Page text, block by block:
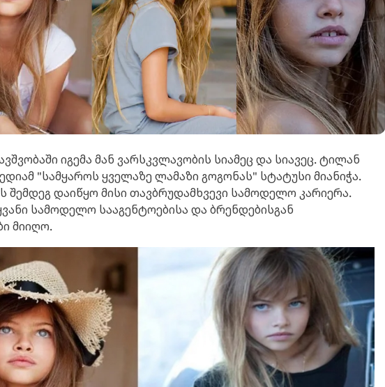
იგემა მან ვარსკვლავობის სიამეც და სიავეც. ტილან
"სამყაროს ყველაზე ლამაზი გოგონას" სტატუსი მიანიჭა.
შემდეგ დაიწყო მისი თავბრუდამხვევი სამოდელო კარიერა.
სამოდელო სააგენტოებისა და ბრენდებისგან
მიიღო.